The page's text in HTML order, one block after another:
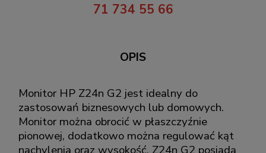
71 734 55 66
OPIS
Monitor HP Z24n G2 jest idealny do
zastosowań biznesowych lub domowych.
Monitor można obrocić w płaszczyźnie
pionowej, dodatkowo można regulować kąt